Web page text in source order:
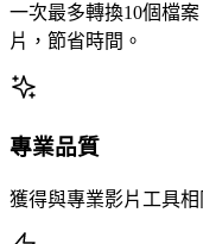
一次最多轉換10個檔
片，節省時間。
專業品質
獲得與專業影片工具相